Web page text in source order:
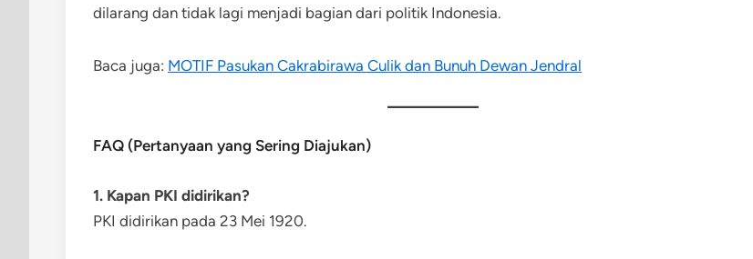
dilarang dan tidak lagi menjadi bagian dari politik Indonesia.
Baca juga: MOTIF Pasukan Cakrabirawa Culik dan Bunuh Dewan Jendral
FAQ (Pertanyaan yang Sering Diajukan)
1. Kapan PKI didirikan?
PKI didirikan pada 23 Mei 1920.